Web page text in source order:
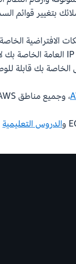
، وجميع مناطق AWS باستثناء الصين (بكين، التي تديرها Sinnet) والصين (نينغشيا، التي تديرها NWCD).
الدروس التعليمية